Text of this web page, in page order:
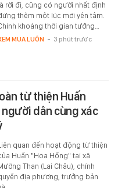
rời đi, cũng có người nhất định
thêm một lúc mới yên tâm.
khoảng thời gian tưởng…
MUA LUÔN - 3 phút trước
từ thiện Huấn
dân cùng xác
quan đến hoạt động từ thiện
Huấn "Hoa Hồng" tại xã
Than (Lai Châu), chính
địa phương, trưởng bản